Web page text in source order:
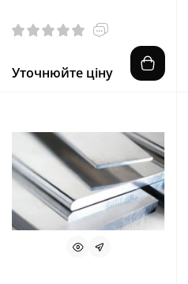
Уточнюйте ціну